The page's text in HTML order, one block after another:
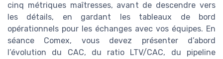
cinq métriques maîtresses, avant de descendre vers
les détails, en gardant les tableaux de bord
opérationnels pour les échanges avec vos équipes. En
séance Comex, vous devez présenter d’abord
l’évolution du CAC, du ratio LTV/CAC, du pipeline